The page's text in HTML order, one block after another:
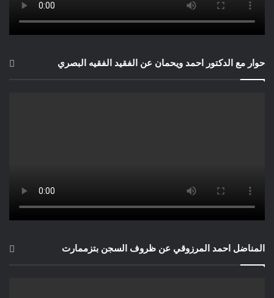
حوار مع الدكتور احمد ويحمان عن الفقيد الفقيه البصري
المناضل احمد المرزوقي عن ظروف السجن بتزممارت